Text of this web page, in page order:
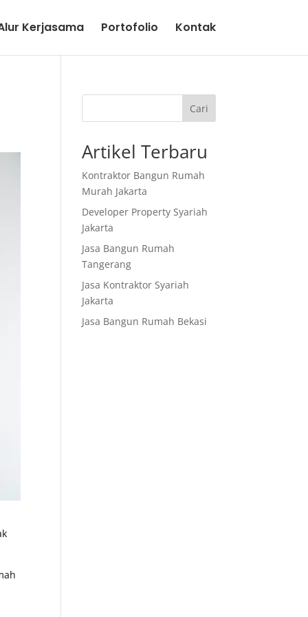
Kerjasama Portofolio Kontak
Cari
Artikel Terbaru
Kontraktor Bangun Rumah
Murah Jakarta
Developer Property Syariah
Jakarta
Jasa Bangun Rumah
Tangerang
Jasa Kontraktor Syariah
Jakarta
Jasa Bangun Rumah Bekasi